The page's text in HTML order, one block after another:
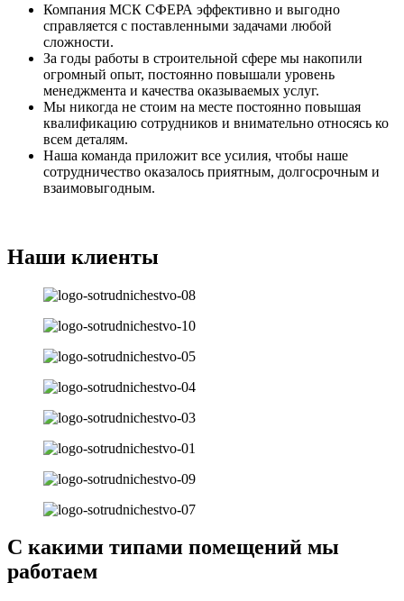
Компания МСК СФЕРА эффективно и выгодно
справляется с поставленными задачами любой
сложности.
За годы работы в строительной сфере мы накопили
огромный опыт, постоянно повышали уровень
менеджмента и качества оказываемых услуг.
Мы никогда не стоим на месте постоянно повышая
квалификацию сотрудников и внимательно относясь ко
всем деталям.
Наша команда приложит все усилия, чтобы наше
сотрудничество оказалось приятным, долгосрочным и
взаимовыгодным.
Наши клиенты
С какими типами помещений мы
работаем